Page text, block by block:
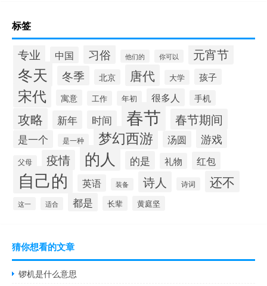
标签
专业 中国 习俗 他们的 你可以 元宵节
冬天 冬季 北京 唐代 大学 孩子
宋代 寓意 工作 年初 很多人 手机
攻略 新年 时间 春节 春节期间
是一个 是一种 梦幻西游 汤圆 游戏
父母 疫情 的人 的是 礼物 红包
自己的 英语 装备 诗人 诗词 还不
这一 适合 都是 长辈 黄庭坚
猜你想看的文章
锣机是什么意思